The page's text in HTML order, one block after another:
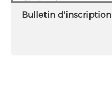
Bulletin d'inscription